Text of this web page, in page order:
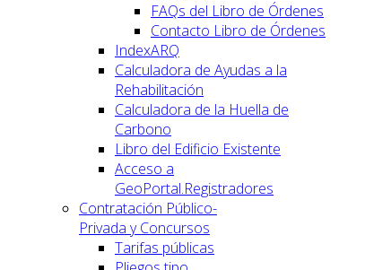
FAQs del Libro de Órdenes
Contacto Libro de Órdenes
IndexARQ
Calculadora de Ayudas a la
Rehabilitación
Calculadora de la Huella de
Carbono
Libro del Edificio Existente
Acceso a
GeoPortal.Registradores
Contratación Público-
Privada y Concursos
Tarifas públicas